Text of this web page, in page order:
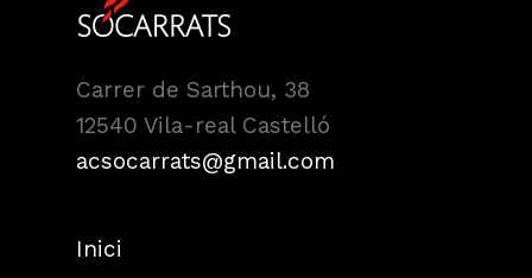
Carrer de Sarthou, 38
12540 Vila-real Castelló
acsocarrats@gmail.com
Inici